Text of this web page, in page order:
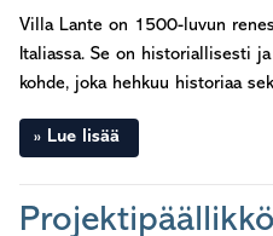
Villa Lante on 1500-luvun
Italiassa. Se on historiallisesti
kohde, joka hehkuu historiaa
Lue lisää